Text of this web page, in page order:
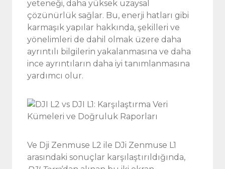
yeteneği, daha yüksek uzaysal
çözünürlük sağlar. Bu, enerji hatları gibi
karmaşık yapılar hakkında, şekilleri ve
yönelimleri de dahil olmak üzere daha
ayrıntılı bilgilerin yakalanmasına ve daha
ince ayrıntıların daha iyi tanımlanmasına
yardımcı olur.
Ve Dji Zenmuse L2 ile DJi Zenmuse L1
arasındaki sonuçlar karşılaştırıldığında,